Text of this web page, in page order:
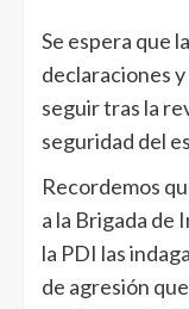
Se espera que
declaraciones
seguir tras la
seguridad del
Recordemos
a la Brigada de
la PDI las
de agresión